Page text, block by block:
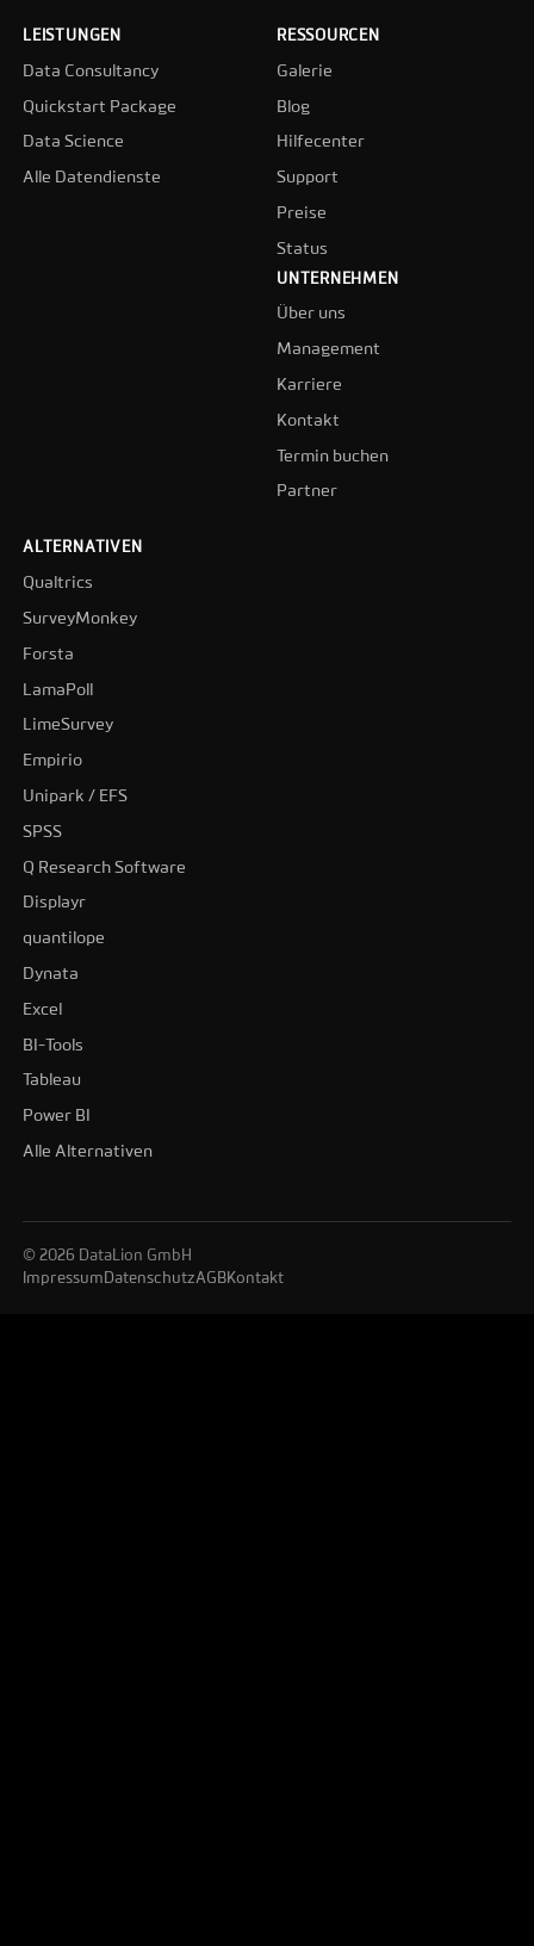
LEISTUNGEN
Data Consultancy
Quickstart Package
Data Science
Alle Datendienste
RESSOURCEN
Galerie
Blog
Hilfecenter
Support
Preise
Status
UNTERNEHMEN
Über uns
Management
Karriere
Kontakt
Termin buchen
Partner
ALTERNATIVEN
Qualtrics
SurveyMonkey
Forsta
LamaPoll
LimeSurvey
Empirio
Unipark / EFS
SPSS
Q Research Software
Displayr
quantilope
Dynata
Excel
BI-Tools
Tableau
Power BI
Alle Alternativen
© 2026 DataLion GmbH
Impressum DatenschutzAGBKontakt